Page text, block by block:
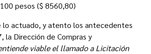
pesos ($ 8560,80)
lo actuado, y atento los antecedentes
la Dirección de Compras y
viable el llamado a Licitación